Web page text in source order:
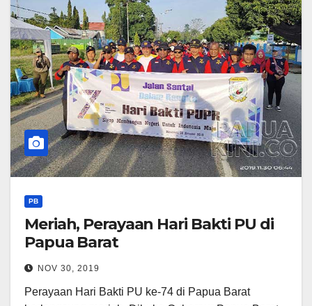
PB
Meriah, Perayaan Hari Bakti PU di
Papua Barat
NOV 30, 2019
Perayaan Hari Bakti PU ke-74 di Papua Barat